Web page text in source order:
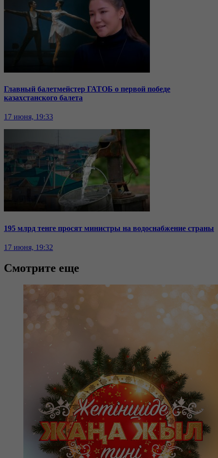
Главный балетмейстер ГАТОБ о первой победе
казахстанского балета
17 июня, 19:33
195 млрд тенге просят министры на водоснабжение страны
17 июня, 19:32
Смотрите еще